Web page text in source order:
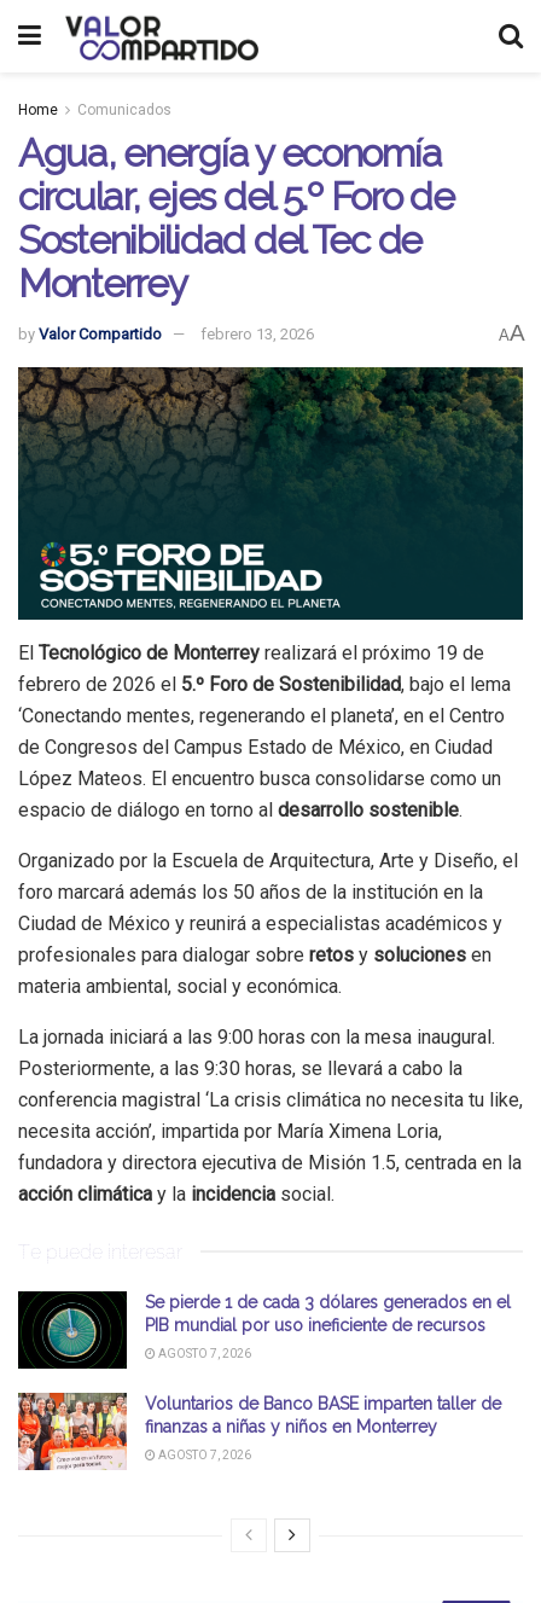
Home Comunicados
Agua, energía y economía
circular, ejes del 5.º Foro de
Sostenibilidad del Tec de
Monterrey
by Valor Compartido febrero 13, 2026 AA
El Tecnológico de Monterrey realizará el próximo 19 de
febrero de 2026 el 5.º Foro de Sostenibilidad, bajo el lema
‘Conectando mentes, regenerando el planeta’, en el Centro
de Congresos del Campus Estado de México, en Ciudad
López Mateos. El encuentro busca consolidarse como un
espacio de diálogo en torno al desarrollo sostenible.
Organizado por la Escuela de Arquitectura, Arte y Diseño, el
foro marcará además los 50 años de la institución en la
Ciudad de México y reunirá a especialistas académicos y
profesionales para dialogar sobre retos y soluciones en
materia ambiental, social y económica.
La jornada iniciará a las 9:00 horas con la mesa inaugural.
Posteriormente, a las 9:30 horas, se llevará a cabo la
conferencia magistral ‘La crisis climática no necesita tu like,
necesita acción’, impartida por María Ximena Loria,
fundadora y directora ejecutiva de Misión 1.5, centrada en la
acción climática y la incidencia social.
Te puede interesar
Se pierde 1 de cada 3 dólares generados en el
PIB mundial por uso ineficiente de recursos
AGOSTO 7, 2026
Voluntarios de Banco BASE imparten taller de
finanzas a niñas y niños en Monterrey
AGOSTO 7, 2026